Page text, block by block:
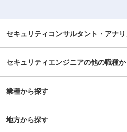
していただくことをミッションとしてい
活動におけるご活躍を期待します。 ■配属先：
ー1名の計2名で構成されており、3人目
について： 「『はたらく』を通じて人
を広げるインフラをつくる」をミッショ
ーカーの「働きたい時間」と企業の「
ザー数は1,000万人超／導入企業は15万
セキュリティコンサルタント・アナ
セキュリティエンジニアの他の職種
業種から探す
地方から探す